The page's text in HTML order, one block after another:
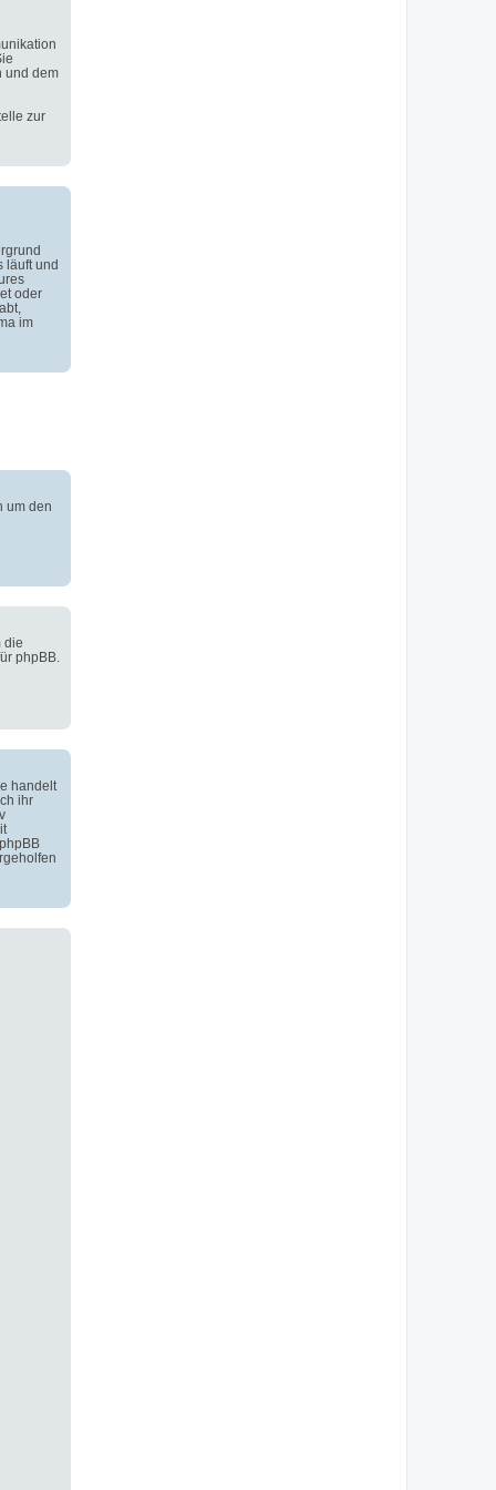
und dem
zur
läuft und
oder
im
um den
die
phpBB.
handelt
ihr